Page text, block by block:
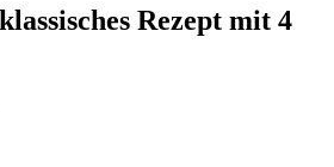
Rezept mit 4